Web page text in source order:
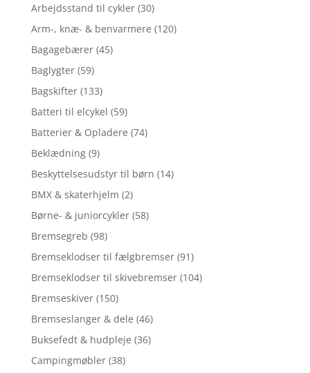
Arbejdsstand til cykler (30)
Arm-, knæ- & benvarmere (120)
Bagagebærer (45)
Baglygter (59)
Bagskifter (133)
Batteri til elcykel (59)
Batterier & Opladere (74)
Beklædning (9)
Beskyttelsesudstyr til børn (14)
BMX & skaterhjelm (2)
Børne- & juniorcykler (58)
Bremsegreb (98)
Bremseklodser til fælgbremser (91)
Bremseklodser til skivebremser (104)
Bremseskiver (150)
Bremseslanger & dele (46)
Buksefedt & hudpleje (36)
Campingmøbler (38)